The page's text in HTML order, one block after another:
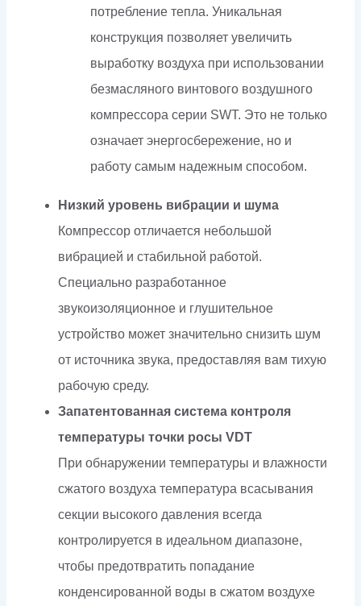
потребление тепла. Уникальная
конструкция позволяет увеличить
выработку воздуха при использовании
безмасляного винтового воздушного
компрессора серии SWT. Это не только
означает энергосбережение, но и
работу самым надежным способом.
Низкий уровень вибрации и шума
Компрессор отличается небольшой
вибрацией и стабильной работой.
Специально разработанное
звукоизоляционное и глушительное
устройство может значительно снизить шум
от источника звука, предоставляя вам тихую
рабочую среду.
Запатентованная система контроля
температуры точки росы VDT
При обнаружении температуры и влажности
сжатого воздуха температура всасывания
секции высокого давления всегда
контролируется в идеальном диапазоне,
чтобы предотвратить попадание
конденсированной воды в сжатом воздухе